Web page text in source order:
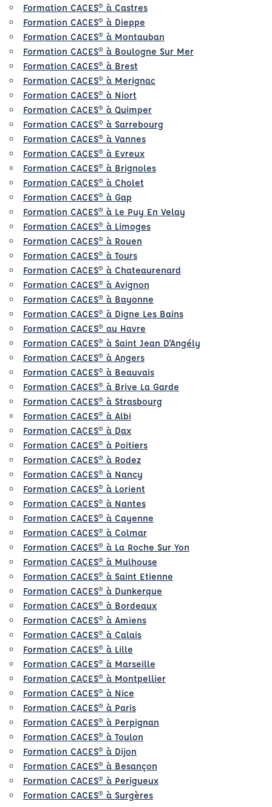
Formation CACES® à Castres
Formation CACES® à Dieppe
Formation CACES® à Montauban
Formation CACES® à Boulogne Sur Mer
Formation CACES® à Brest
Formation CACES® à Merignac
Formation CACES® à Niort
Formation CACES® à Quimper
Formation CACES® à Sarrebourg
Formation CACES® à Vannes
Formation CACES® à Evreux
Formation CACES® à Brignoles
Formation CACES® à Cholet
Formation CACES® à Gap
Formation CACES® à Le Puy En Velay
Formation CACES® à Limoges
Formation CACES® à Rouen
Formation CACES® à Tours
Formation CACES® à Chateaurenard
Formation CACES® à Avignon
Formation CACES® à Bayonne
Formation CACES® à Digne Les Bains
Formation CACES® au Havre
Formation CACES® à Saint Jean D'Angély
Formation CACES® à Angers
Formation CACES® à Beauvais
Formation CACES® à Brive La Garde
Formation CACES® à Strasbourg
Formation CACES® à Albi
Formation CACES® à Dax
Formation CACES® à Poitiers
Formation CACES® à Rodez
Formation CACES® à Nancy
Formation CACES® à Lorient
Formation CACES® à Nantes
Formation CACES® à Cayenne
Formation CACES® à Colmar
Formation CACES® à La Roche Sur Yon
Formation CACES® à Mulhouse
Formation CACES® à Saint Etienne
Formation CACES® à Dunkerque
Formation CACES® à Bordeaux
Formation CACES® à Amiens
Formation CACES® à Calais
Formation CACES® à Lille
Formation CACES® à Marseille
Formation CACES® à Montpellier
Formation CACES® à Nice
Formation CACES® à Paris
Formation CACES® à Perpignan
Formation CACES® à Toulon
Formation CACES® à Dijon
Formation CACES® à Besançon
Formation CACES® à Perigueux
Formation CACES® à Surgères